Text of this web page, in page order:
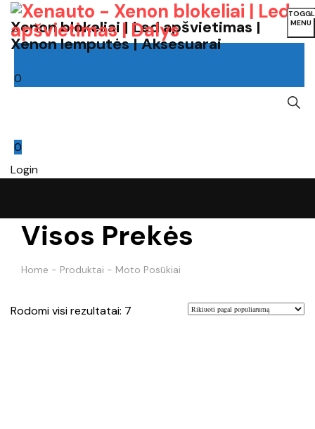
Xenon blokeliai | Led apšvietimas |
Xenon lemputės | Aksesuarai
0
0
Login
MENU
Visos Prekės
Home - Produktai - Moto Posūkiai
Rodomi visi rezultatai: 7